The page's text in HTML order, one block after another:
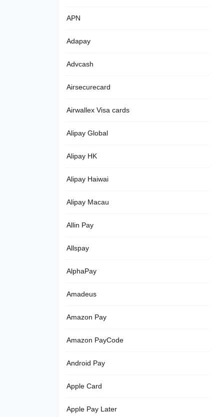
APN
Adapay
Advcash
Airsecurecard
Airwallex Visa cards
Alipay Global
Alipay HK
Alipay Haiwai
Alipay Macau
Allin Pay
Allspay
AlphaPay
Amadeus
Amazon Pay
Amazon PayCode
Android Pay
Apple Card
Apple Pay Later